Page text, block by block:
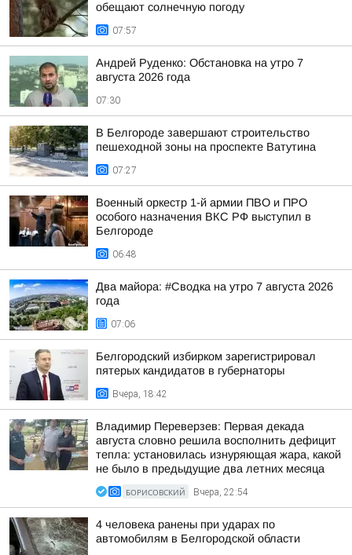
обещают солнечную погоду
07:57
Андрей Руденко: Обстановка на утро 7
августа 2026 года
07:30
В Белгороде завершают строительство
пешеходной зоны на проспекте Ватутина
07:27
Военный оркестр 1-й армии ПВО и ПРО
особого назначения ВКС РФ выступил в
Белгороде
06:48
Два майора: #Сводка на утро 7 августа 2026
года
07:06
Белгородский избирком зарегистрировал
пятерых кандидатов в губернаторы
Вчера, 18:42
Владимир Переверзев: Первая декада
августа словно решила восполнить дефицит
тепла: установилась изнуряющая жара, какой
не было в предыдущие два летних месяца
БОРИСОВСКИЙ Вчера, 22:54
4 человека ранены при ударах по
автомобилям в Белгородской области